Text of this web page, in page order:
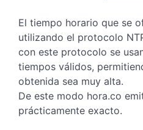
El tiempo horario que se
utilizando el protocolo
con este protocolo se
tiempos válidos,
obtenida sea muy alta.
De este modo hora.co
prácticamente exacto.